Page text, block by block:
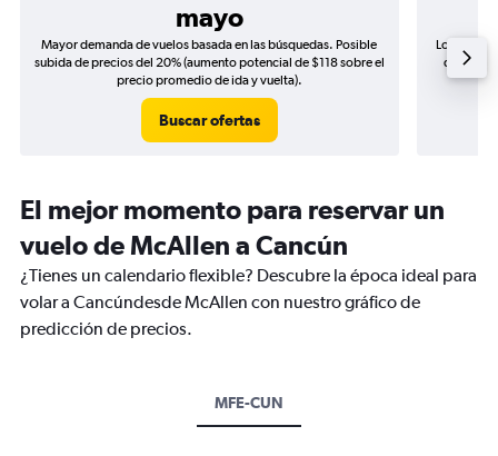
mayo
Mayor demanda de vuelos basada en las búsquedas. Posible
subida de precios del 20% (aumento potencial de $118 sobre el
precio promedio de ida y vuelta).
Buscar ofertas
Los
de
El mejor momento para reservar un
vuelo de McAllen a Cancún
¿Tienes un calendario flexible? Descubre la época ideal para
volar a Cancúndesde McAllen con nuestro gráfico de
predicción de precios.
MFE-CUN